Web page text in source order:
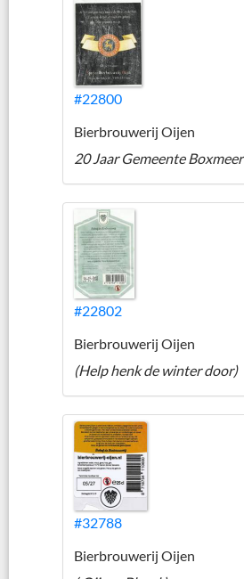
#22800
Bierbrouwerij Oijen
20 Jaar Gemeente Boxmeer
#22802
Bierbrouwerij Oijen
(Help henk de winter door)
#32788
Bierbrouwerij Oijen